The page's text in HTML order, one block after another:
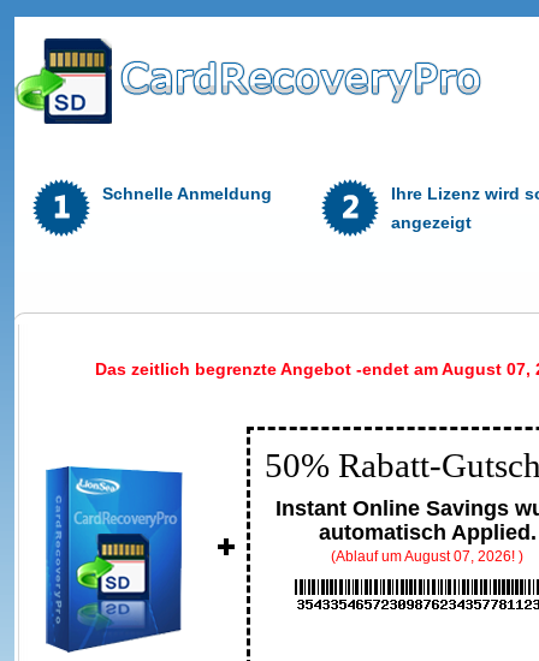
Schnelle Anmeldung
Ihre Lizenz wird
angezeigt
Das zeitlich begrenzte Angebot -endet am August 07,
50% Rabatt-
Instant Online Savings
automatisch Applied.
(Ablauf um August 07, 2026! )